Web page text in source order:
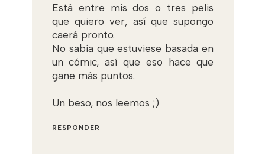
Está entre mis dos o tres pelis
que quiero ver, así que supongo
caerá pronto.
No sabía que estuviese basada en
un cómic, así que eso hace que
gane más puntos.
Un beso, nos leemos ;)
RESPONDER